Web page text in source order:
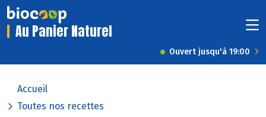
Au Panier Naturel
Ouvert jusqu'à 19:00
Accueil
Toutes nos recettes